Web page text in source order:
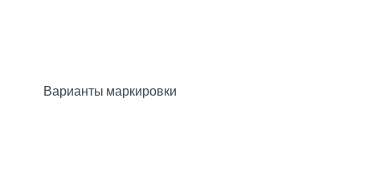
Варианты маркировки